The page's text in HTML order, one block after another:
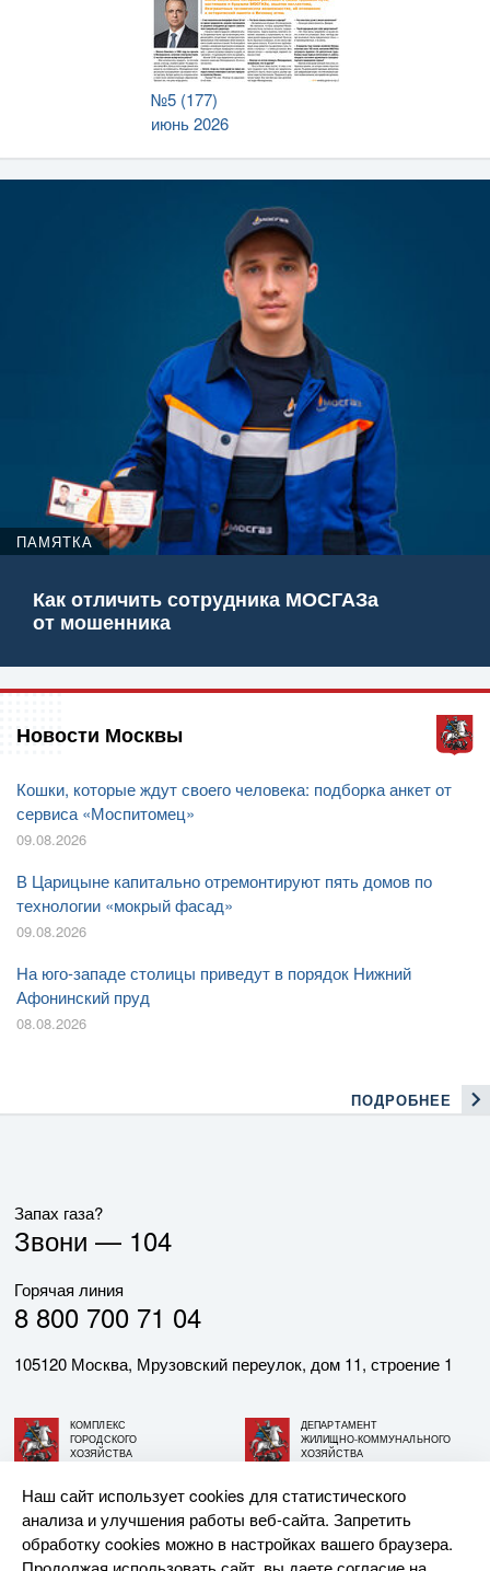
№5 (177)
июнь 2026
ПАМЯТКА
Как отличить сотрудника МОСГАЗа
от мошенника
Новости Москвы
Кошки, которые ждут своего человека: подборка анкет от
сервиса «Моспитомец»
09.08.2026
В Царицыне капитально отремонтируют пять домов по
технологии «мокрый фасад»
09.08.2026
На юго-западе столицы приведут в порядок Нижний
Афонинский пруд
08.08.2026
ПОДРОБНЕЕ
Запах газа?
Звони — 104
Горячая линия
8 800 700 71 04
105120 Москва, Мрузовский переулок, дом 11, строение 1
КОМПЛЕКС
ГОРОДСКОГО
ХОЗЯЙСТВА
ДЕПАРТАМЕНТ
ЖИЛИЩНО-КОММУНАЛЬНОГО
ХОЗЯЙСТВА
© АО «МОСГАЗ», 2026. При использовании материалов
ссылка на сайт обязательна.
Наш сайт использует cookies для статистического
анализа и улучшения работы веб-сайта. Запретить
обработку cookies можно в настройках вашего браузера.